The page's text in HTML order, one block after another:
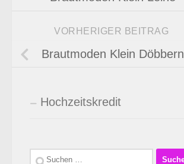
VORHERIGER BEITRAG
Brautmoden Klein Döbbern
Hochzeitskredit
Suchen